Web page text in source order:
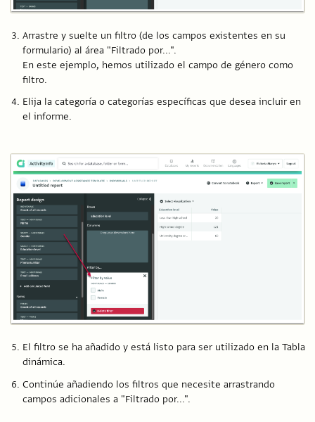
Arrastre y suelte un filtro (de los campos existentes en su
formulario) al área "Filtrado por...".
En este ejemplo, hemos utilizado el campo de género como
filtro.
Elija la categoría o categorías específicas que desea incluir en
el informe.
El filtro se ha añadido y está listo para ser utilizado en la Tabla
dinámica.
Continúe añadiendo los filtros que necesite arrastrando
campos adicionales a "Filtrado por...".